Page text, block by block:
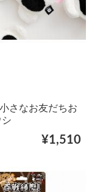
さなお友だちお
シ
¥1,510